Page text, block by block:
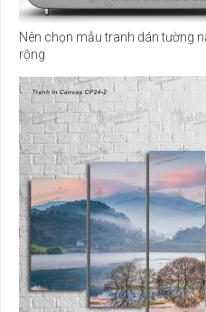
Nên chọn mẫu tranh dán tường
rộng